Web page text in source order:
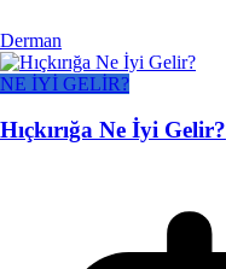
Derman
NE İYİ GELİR?
Hıçkırığa Ne İyi Gelir?